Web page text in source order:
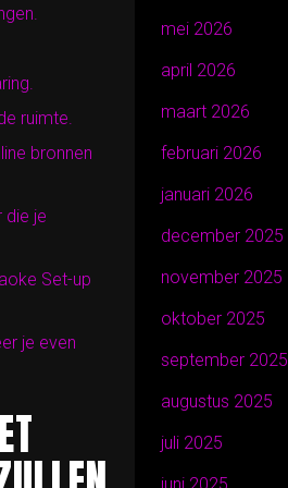
ruimte.
bronnen
die je
Set-up
je even
mei 2026
april 2026
maart 2026
februari 2026
januari 2026
december 2025
november 2025
oktober 2025
september 2025
augustus 2025
juli 2025